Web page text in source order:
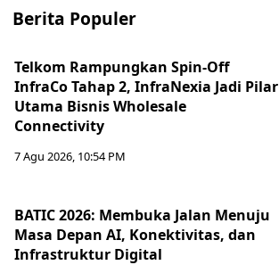
Berita Populer
Telkom Rampungkan Spin-Off
InfraCo Tahap 2, InfraNexia Jadi Pilar
Utama Bisnis Wholesale
Connectivity
7 Agu 2026, 10:54 PM
BATIC 2026: Membuka Jalan Menuju
Masa Depan AI, Konektivitas, dan
Infrastruktur Digital